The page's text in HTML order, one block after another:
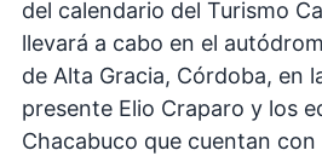
del calendario del Turismo
llevará a cabo en el
de Alta Gracia, Córdoba, en
presente Elio Craparo y los
Chacabuco que cuentan